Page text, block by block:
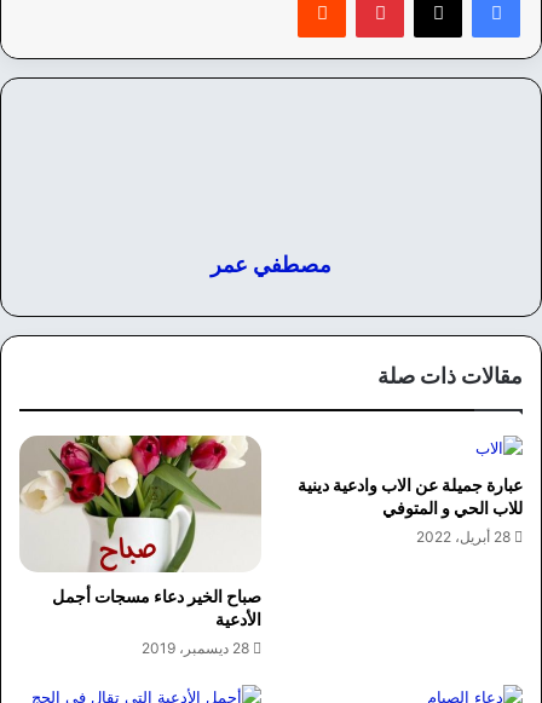
مصطفي عمر
مقالات ذات صلة
عبارة جميلة عن الاب وادعية دينية
للاب الحي و المتوفي
28 أبريل، 2022
صباح الخير دعاء مسجات أجمل
الأدعية
28 ديسمبر، 2019